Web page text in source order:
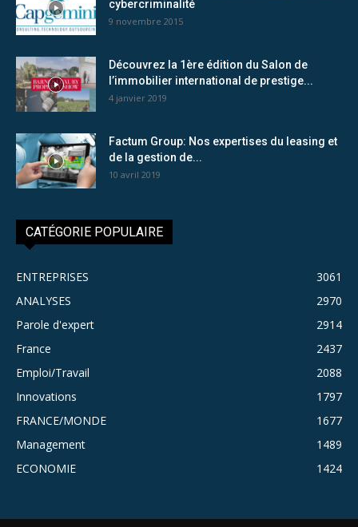
cybercriminalité
9 novembre 2015
Découvrez la 1ère édition du Salon de
l’immobilier international de prestige...
4 janvier 2019
Factum Group: Nos expertises du leasing et
de la gestion de...
10 avril 2019
CATÉGORIE POPULAIRE
ENTREPRISES
3061
ANALYSES
2970
Parole d'expert
2914
France
2437
Emploi/Travail
2088
Innovations
1797
FRANCE/MONDE
1677
Management
1489
ECONOMIE
1424